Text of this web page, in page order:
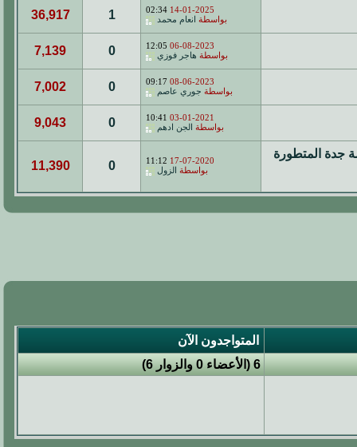
14-01-2025
02:34
بواسطة
انعام محمد 1
36,917
06-08-2023
12:05
بواسطة هاجر فوزي 0
7,139
08-06-2023
09:17
بواسطة جوري عاصم 0
7,002
03-01-2021
10:41
بواسطة
الجن ادهم 0
9,043
مدرسة جدة المتطورة
17-07-2020
11:12
بواسطة
الزول 0
11,390
المتواجدون الآن
6 (الأعضاء 0 والزوار 6)